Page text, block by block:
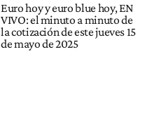
Euro hoy y euro blue hoy, EN
VIVO: el minuto a minuto de
la cotización de este jueves 15
de mayo de 2025